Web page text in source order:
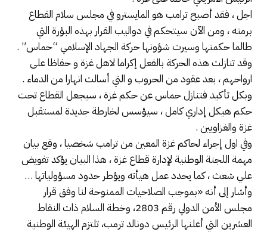
اجل ، فقد أصبح ترامب هو المايسترو في مجلس سلام القطاع
برمته ، ومن الآن سيتحكم في دواليب القرار بهذه البؤرة التي
طالما حكمتها وسيرت شؤونها حركة الجهاد الإسلامي “حماس” .
وقد تنازلت هذه الحركة بالفعل إكراما لاهل غزة و حفاظا على
ارواحهم ، بعد عقود من الحروب و التي أسالت انهارا من الدماء .
وبكل تأكيد فتنازل حماس عن حكم غزة ، سيجعل القطاع تحت
حكم هيكل إداري كامل ، سيؤسس لخارطة جديدة لمستقبل
غزة والغزاويين .
وفي اول إجراء لحاكم غزة المعين من ترامب شخصيا ، وقع بيان
مهمة اللجنة الوطنية لإدارة قطاع غزة ، هذا البيان يؤكد تفويض
علي شعث ، كما يحدد عمل هيأته ويؤطر حدود مسؤولياتها …
وأشار إلى أنه «بموجب الصلاحيات الممنوحة لنا وفق قرار
مجلس الأمن الدولي رقم 2803، وخطة السلام ذات النقاط
العشرين التي أعلنها الرئيس دونالد ترمب، تلتزم الهيئة الوطنية